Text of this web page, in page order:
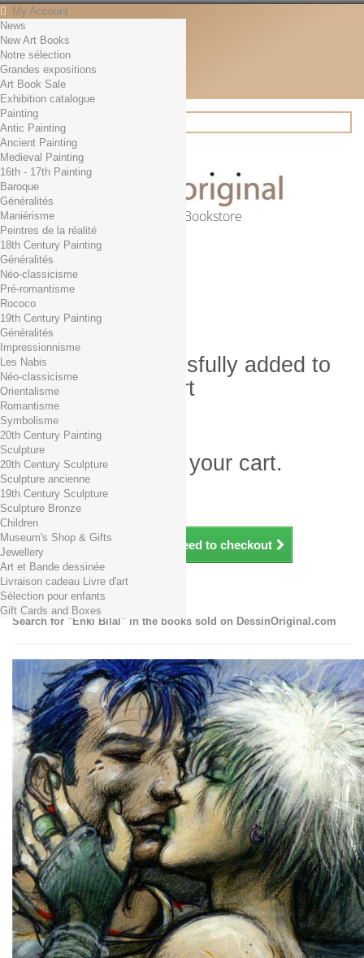
My Account
Contact
English
English
Français
News
Search
Online Art Bookstore
Cart (empty)
No products
Free shipping!
0,00 € Total
Check out
Product successfully added to
your shopping cart
Quantity
Total
There is 1 item in your cart.
Total products (tax incl.)
Total shipping TTC
Total (tax incl.)
Continue shopping Proceed to checkout
News
New Art Books
Notre sélection
Grandes expositions
Art Book Sale
Exhibition catalogue
Painting
Antic Painting
Ancient Painting
Medieval Painting
16th - 17th Painting
Baroque
Généralités
Maniérisme
Peintres de la réalité
18th Century Painting
Généralités
Néo-classicisme
Pré-romantisme
Rococo
19th Century Painting
Généralités
Impressionnisme
Les Nabis
Néo-classicisme
Orientalisme
Romantisme
Symbolisme
20th Century Painting
Sculpture
20th Century Sculpture
Sculpture ancienne
19th Century Sculpture
Sculpture Bronze
Children
Museum's Shop & Gifts
Jewellery
Art et Bande dessinée
Livraison cadeau Livre d'art
Sélection pour enfants
Gift Cards and Boxes
Enki Bilal
Search for "Enki Bilal" in the books sold on DessinOriginal.com